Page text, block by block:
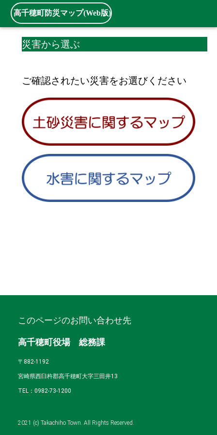
高千穂町防災マップ(Web版)
災害から選ぶ
ご確認されたい災害をお選びください
このページのお問い合わせ先
高千穂町役場 総務課
〒882-1192
宮崎県西臼杵郡高千穂町大字三田井13
TEL：0982-73-1200
2021 (c) Takachiho Town. All Rights Reserved.